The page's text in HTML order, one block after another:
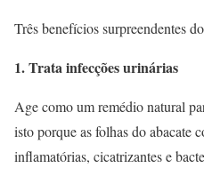
Três benefícios surpreendentes
1. Trata infecções urinárias
Age como um remédio natural
isto porque as folhas do abacate
inflamatórias, cicatrizantes e